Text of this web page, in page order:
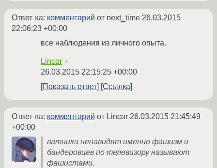
Ответ на: комментарий от next_time 26.03.2015
22:06:23 +00:00
все наблюдения из личного опыта.
Lincor ☆
26.03.2015 22:15:25 +00:00
Показать ответ
Ссылка
Ответ на: комментарий от Lincor 26.03.2015 21:45:49
+00:00
ватники ненавидят именно фашизм и
бандеровцев по телевизору называют
фашистами.